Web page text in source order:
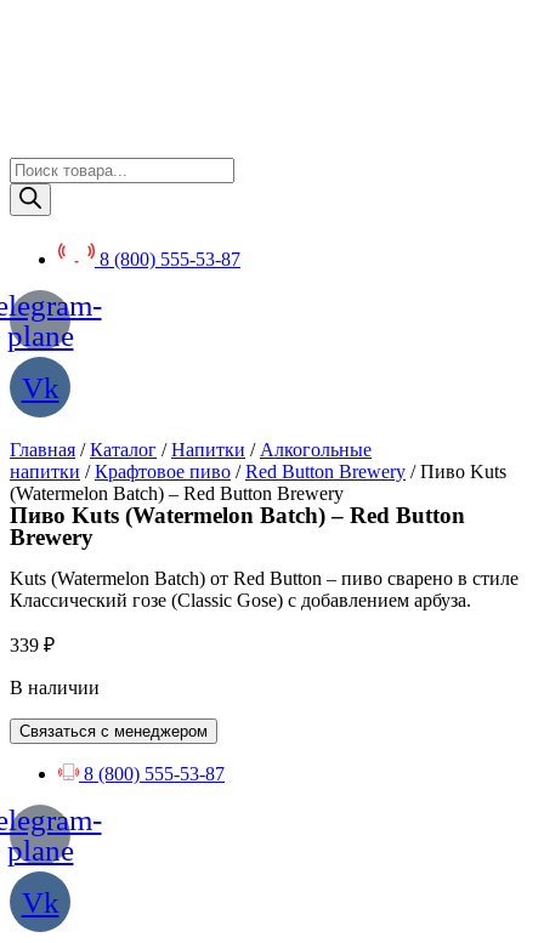
Поиск
товаров
8 (800) 555-53-87
plane
Vk
Главная /Каталог /Напитки / Алкогольные
напитки /Крафтовое пиво /Red Button Brewery / Пиво Kuts
(Watermelon Batch) – Red Button Brewery
Пиво Kuts (Watermelon Batch) – Red Button
Brewery
Kuts (Watermelon Batch) от Red Button – пиво сварено в стиле
Классический гозе (Classic Gose) c добавлением арбуза.
339 ₽
В наличии
Связаться с менеджером
8 (800) 555-53-87
plane
Vk